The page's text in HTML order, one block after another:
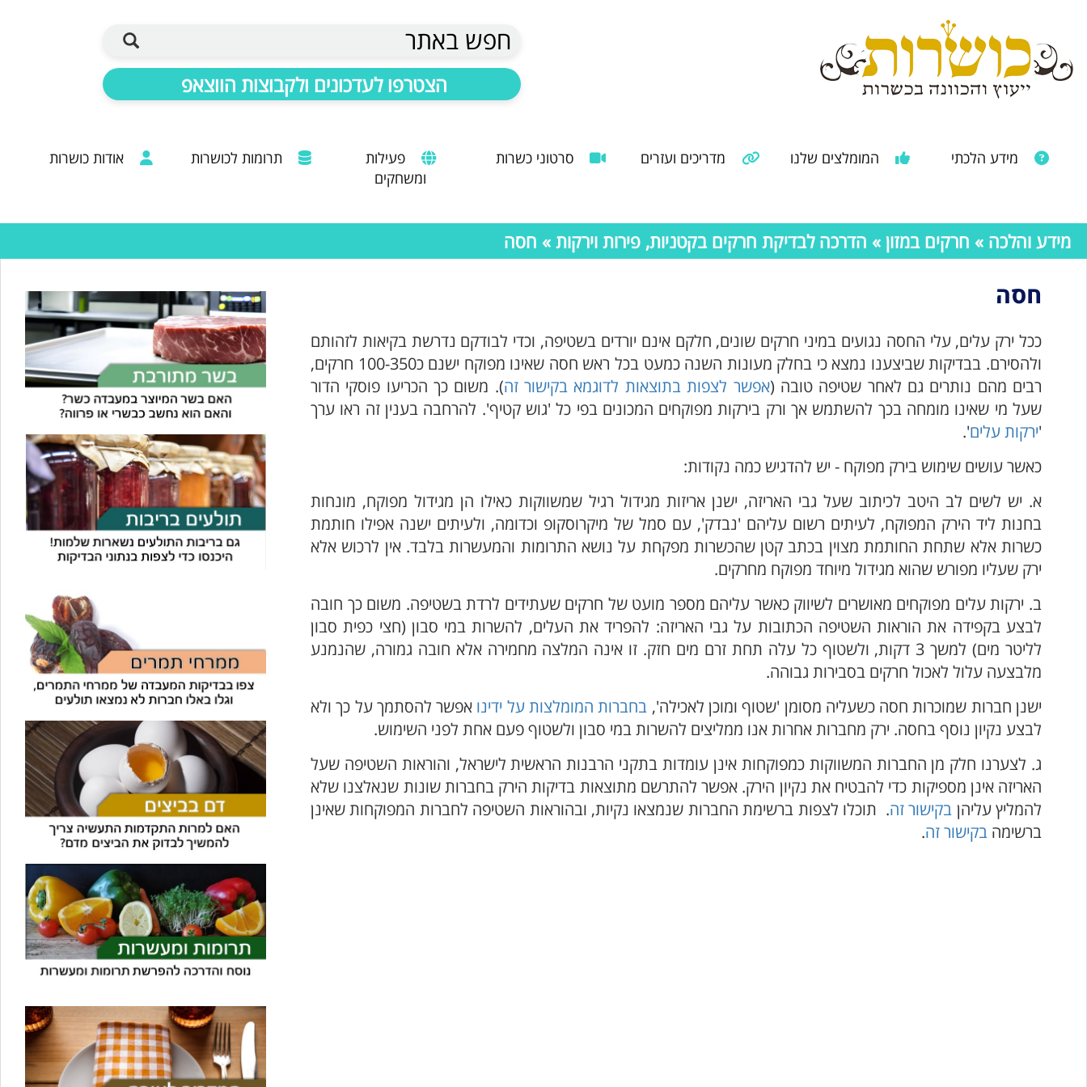
חפש באתר
הצטרפו לעדכונים ולקבוצות הווצאפ
מידע הלכתי המומלצים שלנו מדריכים ועזרים סרטוני כשרות
פעילות
ומשחקים
תרומות לכושרות אודות כושרות
מידע והלכה » חרקים במזון » הדרכה לבדיקת חרקים בקטניות, פירות וירקות » חסה
חסה
ככל ירק עלים, עלי החסה נגועים במיני חרקים שונים, חלקם אינם יורדים בשטיפה, וכדי לבודקם נדרשת בקיאות לזהותם
ולהסירם. בבדיקות שביצענו נמצא כי בחלק מעונות השנה כמעט בכל ראש חסה שאינו מפוקח ישנם כ100-350 חרקים,
רבים מהם נותרים גם לאחר שטיפה טובה (אפשר לצפות בתוצאות לדוגמא בקישור זה). משום כך הכריעו פוסקי הדור
שעל מי שאינו מומחה בכך להשתמש אך ורק בירקות מפוקחים המכונים בפי כל 'גוש קטיף'. להרחבה בענין זה ראו ערך
'ירקות עלים'.
כאשר עושים שימוש בירק מפוקח - יש להדגיש כמה נקודות:
א. יש לשים לב היטב לכיתוב שעל גבי האריזה, ישנן אריזות מגידול רגיל שמשווקות כאילו הן מגידול מפוקח, מונחות
בחנות ליד הירק המפוקח, לעיתים רשום עליהם 'נבדק', עם סמל של מיקרוסקופ וכדומה, ולעיתים ישנה אפילו חותמת
כשרות אלא שתחת החותמת מצוין בכתב קטן שהכשרות מפקחת על נושא התרומות והמעשרות בלבד. אין לרכוש אלא
ירק שעליו מפורש שהוא מגידול מיוחד מפוקח מחרקים.
ב. ירקות עלים מפוקחים מאושרים לשיווק כאשר עליהם מספר מועט של חרקים שעתידים לרדת בשטיפה. משום כך חובה
לבצע בקפידה את הוראות השטיפה הכתובות על גבי האריזה: להפריד את העלים, להשרות במי סבון (חצי כפית סבון
לליטר מים) למשך 3 דקות, ולשטוף כל עלה תחת זרם מים חזק. זו אינה המלצה מחמירה אלא חובה גמורה, שהנמנע
מלבצעה עלול לאכול חרקים בסבירות גבוהה.
ישנן חברות שמוכרות חסה כשעליה מסומן 'שטוף ומוכן לאכילה', בחברות המומלצות על ידינו אפשר להסתמך על כך ולא
לבצע נקיון נוסף בחסה. ירק מחברות אחרות אנו ממליצים להשרות במי סבון ולשטוף פעם אחת לפני השימוש.
ג. לצערנו חלק מן החברות המשווקות כמפוקחות אינן עומדות בתקני הרבנות הראשית לישראל, והוראות השטיפה שעל
האריזה אינן מספיקות כדי להבטיח את נקיון הירק. אפשר להתרשם מתוצאות בדיקות הירק בחברות שונות שנאלצנו שלא
להמליץ עליהן בקישור זה. תוכלו לצפות ברשימת החברות שנמצאו נקיות, ובהוראות השטיפה לחברות המפוקחות שאינן
ברשימה בקישור זה.
🪲 בדיקת חרקים
חרקים בפירות, ירקות וקטניות